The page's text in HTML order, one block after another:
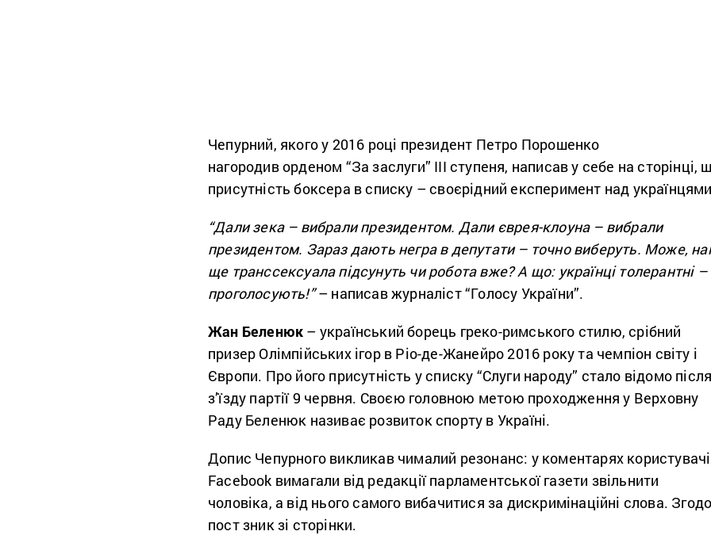
Чепурний, якого у 2016 році президент Петро Порошенко
нагородив орденом “За заслуги” III ступеня, написав у себе на сторінці,
присутність боксера в списку – своєрідний експеримент над
“Дали зека – вибрали президентом. Дали єврея-клоуна – вибрали
президентом. Зараз дають негра в депутати – точно виберуть. Може,
ще транссексуала підсунуть чи робота вже? А що: українці толерантні –
проголосують!”– написав журналіст “Голосу України”.
Жан Беленюк – український борець греко-римського стилю, срібний
призер Олімпійських ігор в Ріо-де-Жанейро 2016 року та чемпіон світу і
Європи. Про його присутність у списку “Слуги народу” стало відомо
з’їзду партії 9 червня. Cвоєю головною метою проходження у Верховну
Раду Беленюк називає розвиток спорту в Україні.
Допис Чепурного викликав чималий резонанс: у коментарях користувачі
Facebook вимагали від редакції парламентської газети звільнити
чоловіка, а від нього самого вибачитися за дискримінаційні слова.
пост зник зі сторінки.